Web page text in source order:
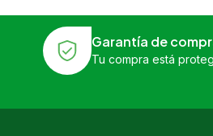
Garantía de
Tu compra está